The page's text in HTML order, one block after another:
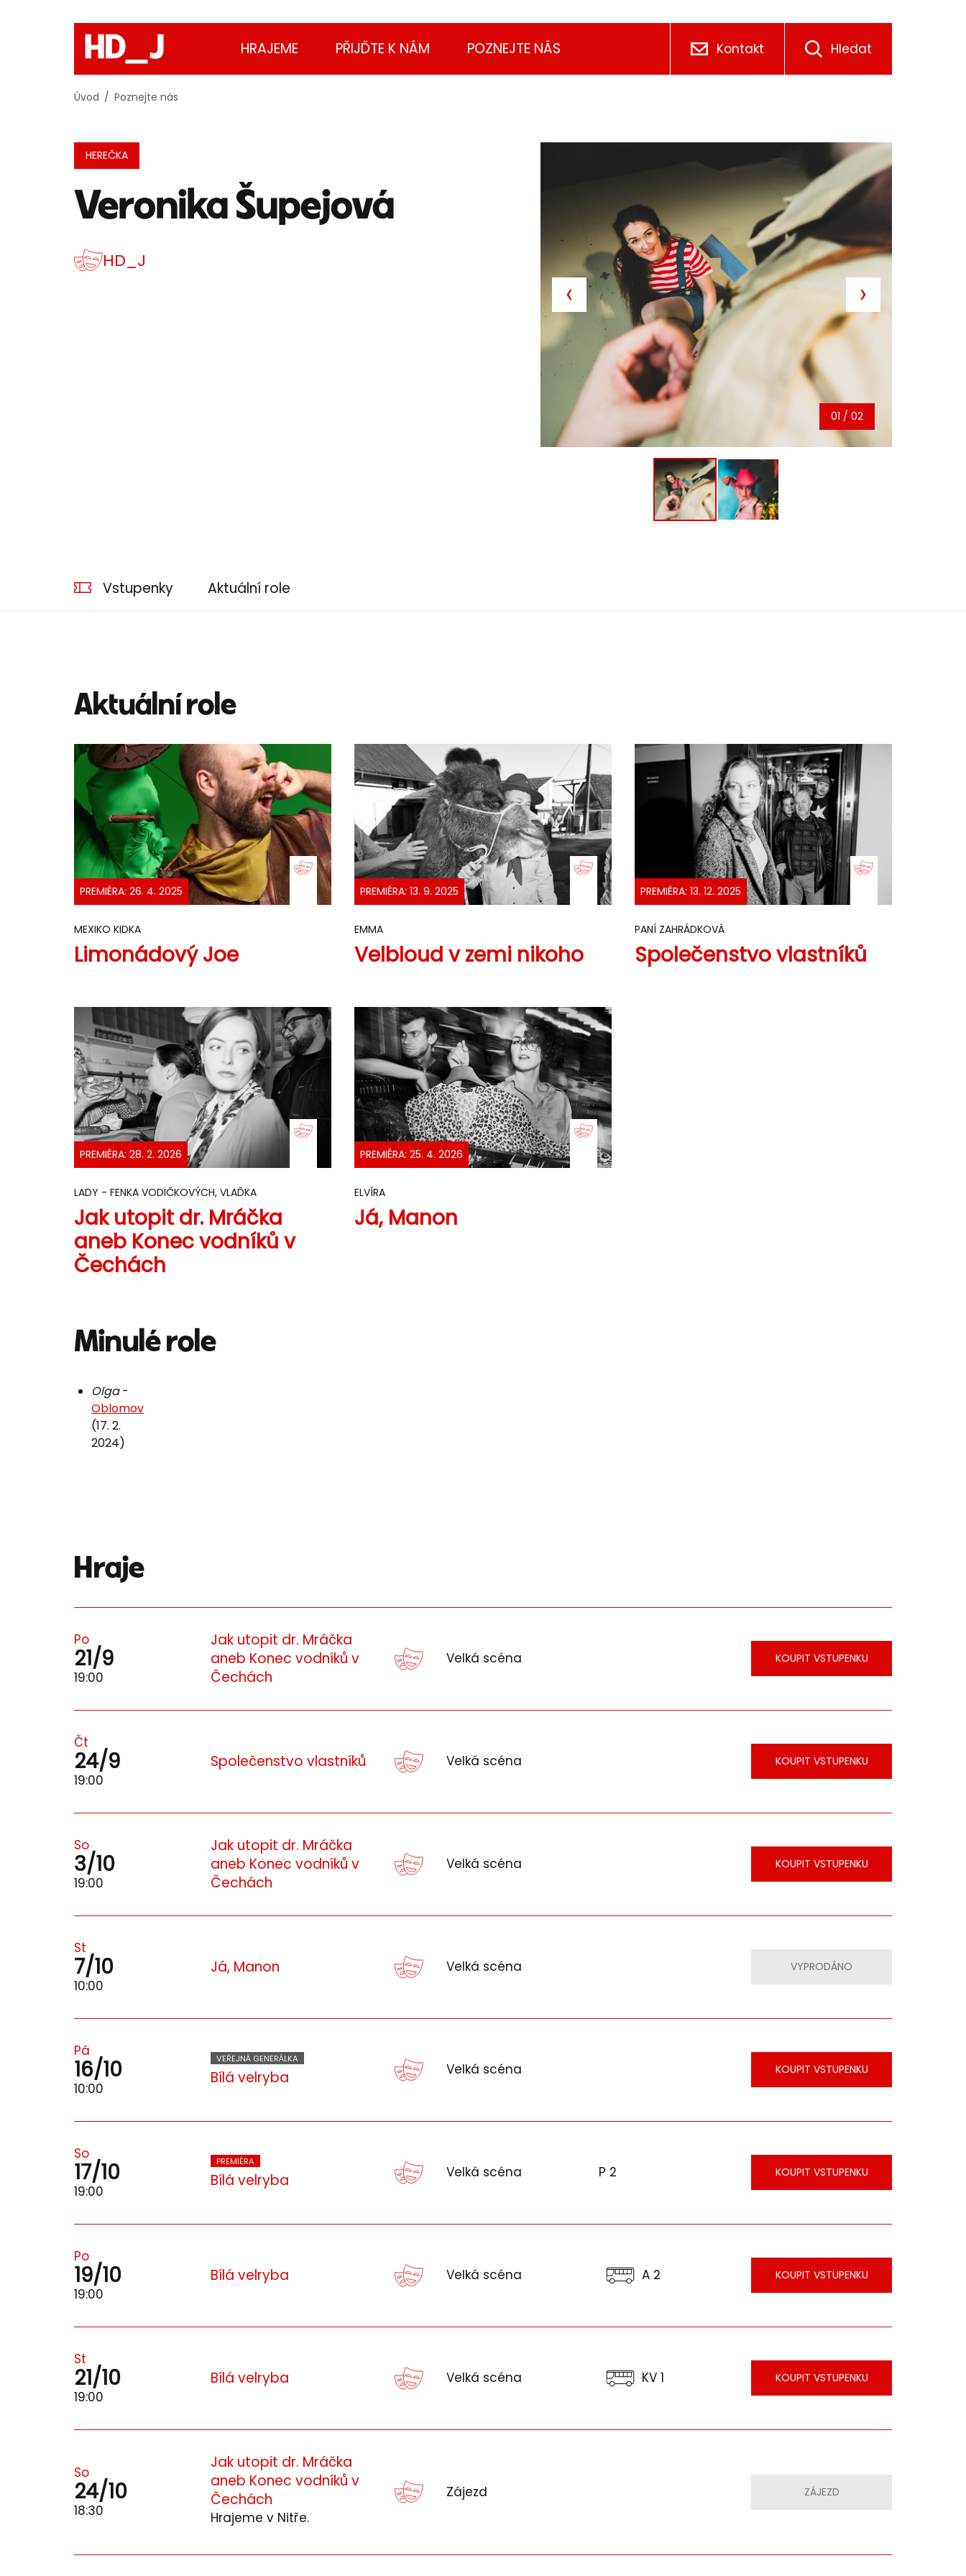
HRAJEME PŘIJĎTE K NÁM POZNEJTE NÁS Kontakt Hledat
Úvod Poznejte nás
HEREČKA
Veronika Šupejová
HD_J
01 / 02
Vstupenky Aktuální role
Aktuální role
PREMIÉRA: 26. 4. 2025
MEXIKO KIDKA
Limonádový Joe
PREMIÉRA: 13. 9. 2025
EMMA
Velbloud v zemi nikoho
PREMIÉRA: 13. 12. 2025
PANÍ ZAHRÁDKOVÁ
Společenstvo vlastníků
PREMIÉRA: 28. 2. 2026
LADY - FENKA VODIČKOVÝCH, VLAĎKA
Jak utopit dr. Mráčka
aneb Konec vodníků v
Čechách
PREMIÉRA: 25. 4. 2026
ELVÍRA
Já, Manon
Minulé role
Olga-
Oblomov
(17. 2.
2024)
Hraje
Po
21/9
19:00
Jak utopit dr. Mráčka
aneb Konec vodníků v
Čechách
Velká scéna KOUPIT VSTUPENKU
Čt
24/9
19:00
Společenstvo vlastníků Velká scéna KOUPIT VSTUPENKU
So
3/10
19:00
Jak utopit dr. Mráčka
aneb Konec vodníků v
Čechách
Velká scéna KOUPIT VSTUPENKU
St
7/10
10:00
Já, Manon Velká scéna VYPRODÁNO
Pá
16/10
10:00
VEŘEJNÁ GENERÁLKA
Bílá velryba Velká scéna KOUPIT VSTUPENKU
So
17/10
19:00
PREMIÉRA
Bílá velryba Velká scéna P 2 KOUPIT VSTUPENKU
Po
19/10
19:00
Bílá velryba Velká scéna A 2 KOUPIT VSTUPENKU
St
21/10
19:00
Bílá velryba Velká scéna KV 1 KOUPIT VSTUPENKU
So
24/10
18:30
Jak utopit dr. Mráčka
aneb Konec vodníků v
Čechách
Hrajeme v Nitře.
Zájezd ZÁJEZD